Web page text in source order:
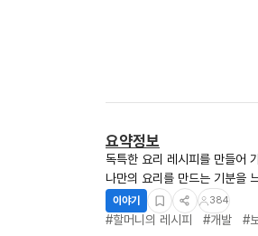
요약정보
독특한 요리 레시피를 만들어
나만의 요리를 만드는 기분을
이야기 384
#할머니의 레시피
#개발 #